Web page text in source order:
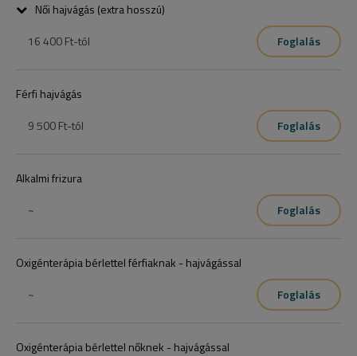
Női hajvágás (extra hosszú)
16 400 Ft-tól Foglalás
Férfi hajvágás
9 500 Ft-tól Foglalás
Alkalmi frizura
~
Foglalás
Oxigénterápia bérlettel férfiaknak - hajvágással
~
Foglalás
Oxigénterápia bérlettel nőknek - hajvágással